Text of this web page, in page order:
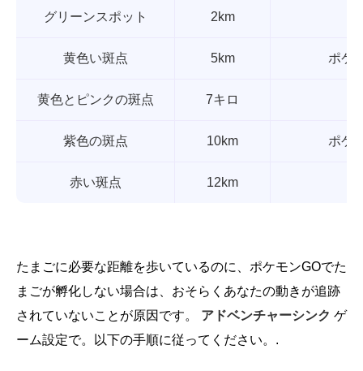
グリーンスポット 2km
黄色い斑点 5km ポケ
黄色とピンクの斑点 7キロ
紫色の斑点 10km ポケ
赤い斑点 12km
たまごに必要な距離を歩いているのに、ポケモンGOでた
まごが孵化しない場合は、おそらくあなたの動きが追跡
されていないことが原因です。 アドベンチャーシンク ゲ
ーム設定で。以下の手順に従ってください。.